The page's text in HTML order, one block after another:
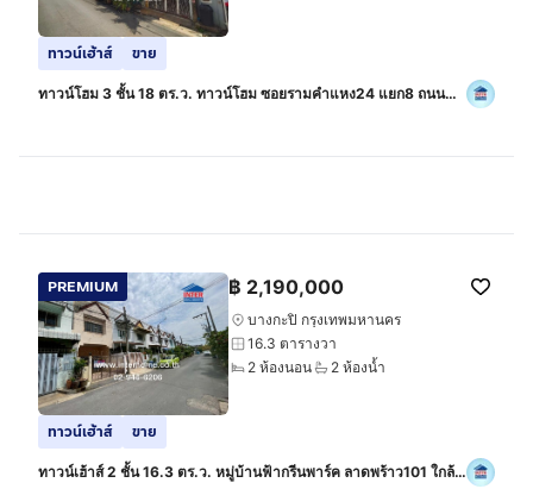
ทาวน์เฮ้าส์ ขาย
ทาวน์โฮม 3 ชั้น 18 ตร.ว. ทาวน์โฮม ซอยรามคำแหง24 แยก8 ถนน
PREMIUM ฿ 2,190,000
บางกะปิ กรุงเทพมหานคร
16.3 ตารางวา
2 ห้องนอน
2 ห้องน้ำ
ทาวน์เฮ้าส์ ขาย
ทาวน์เฮ้าส์ 2 ชั้น 16.3 ตร.ว. หมู่บ้านฟ้ากรีนพาร์ค ลาดพร้าว101 ใกล้